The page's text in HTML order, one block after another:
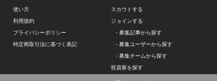
使い方
利用規約
プライバシーポリシー
特定商取引法に基づく表記
スカウトする
ジョインする
- 募集記事から探す
- 募集ユーザーから探す
- 募集チームから探す
投資家を探す